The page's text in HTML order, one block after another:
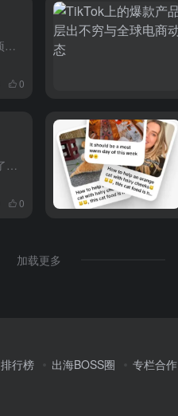
TikTok最近推出了两项新功能：群组聊天和自制表情包，这两项功能不仅增强了平台的社交属性，也为用户提供了更加沉浸和有趣的体验。群聊功能允许用户在TikTok内创建多达32人的聊天群组，而自制表情包功...
0
美国前总统特朗普在多次尝试封禁TikTok之后，于6月1日开设了自己的TikTok账号，并发布了首条视频。这一行为与其过去的立场形成鲜明对比，被视为接触年轻选民并支持TikTok在美国市场的存在的策略...
0
加载更多
排行榜 出海BOSS圈 专栏合作